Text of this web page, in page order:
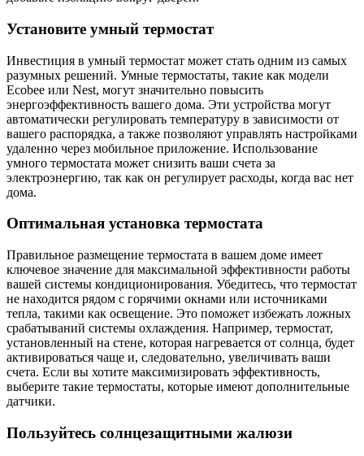
Установите умный термостат
Инвестиция в умный термостат может стать одним из самых
разумных решений. Умные термостаты, такие как модели
Ecobee или Nest, могут значительно повысить
энергоэффективность вашего дома. Эти устройства могут
автоматически регулировать температуру в зависимости от
вашего распорядка, а также позволяют управлять настройками
удаленно через мобильное приложение. Использование
умного термостата может снизить ваши счета за
электроэнергию, так как он регулирует расходы, когда вас нет
дома.
Оптимальная установка термостата
Правильное размещение термостата в вашем доме имеет
ключевое значение для максимальной эффективности работы
вашей системы кондиционирования. Убедитесь, что термостат
не находится рядом с горячими окнами или источниками
тепла, такими как освещение. Это поможет избежать ложных
срабатываний системы охлаждения. Например, термостат,
установленный на стене, которая нагревается от солнца, будет
активироваться чаще и, следовательно, увеличивать ваши
счета. Если вы хотите максимизировать эффективность,
выберите такие термостаты, которые имеют дополнительные
датчики.
Пользуйтесь солнцезащитными жалюзи